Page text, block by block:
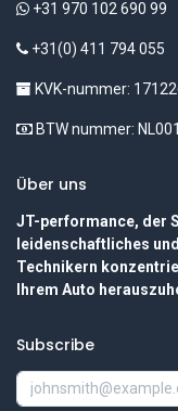
+31 970 102 690 99
+31(0) 411 794 055
KVK-nummer:
BTW nummer:
Über uns
JT-performance, der
leidenschaftliches
Technikern
Ihrem Auto
Subscribe